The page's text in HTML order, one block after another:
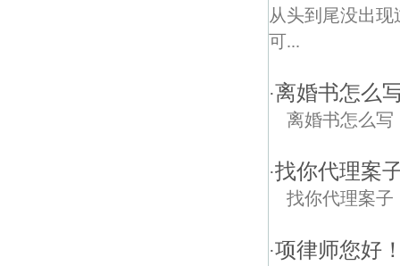
从头到尾没出
可...
·离婚书怎么
离婚书怎么写
·找你代理案
找你代理案子
·项律师您好